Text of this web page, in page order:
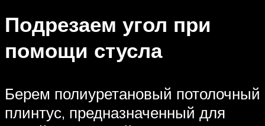
Подрезаем угол при
помощи стусла
Берем полиуретановый потолочный
плинтус, предназначенный для